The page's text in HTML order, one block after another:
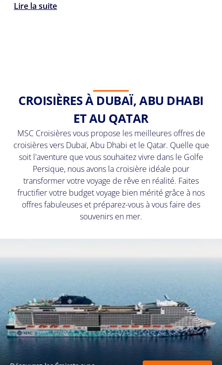
Lire la suite
CROISIÈRES À DUBAÏ, ABU DHABI
ET AU QATAR
MSC Croisières vous propose les meilleures offres de
croisières vers Dubaï, Abu Dhabi et le Qatar. Quelle que
soit l'aventure que vous souhaitez vivre dans le Golfe
Persique, nous avons la croisière idéale pour
transformer votre voyage de rêve en réalité. Faites
fructifier votre budget voyage bien mérité grâce à nos
offres fabuleuses et préparez-vous à vous faire des
souvenirs en mer.